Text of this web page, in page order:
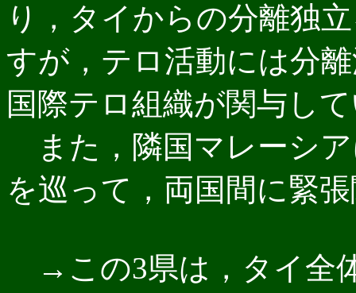
り，タイからの分離独
すが，テロ活動には分
国際テロ組織が関与し
また，隣国マレーシ
を巡って，両国間に緊
→この3県は，タイ全